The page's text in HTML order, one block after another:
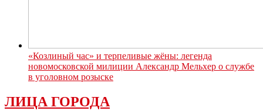
«Козлиный час» и терпеливые жёны: легенда
новомосковской милиции Александр Мельхер о службе
в уголовном розыске
ЛИЦА ГОРОДА